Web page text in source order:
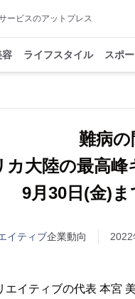
ービスのアットプレス
容 ライフスタイル スポ
難病の
カ大陸の最高
9月30日(金)
イティブ企業動向
エイティブの代表 本宮